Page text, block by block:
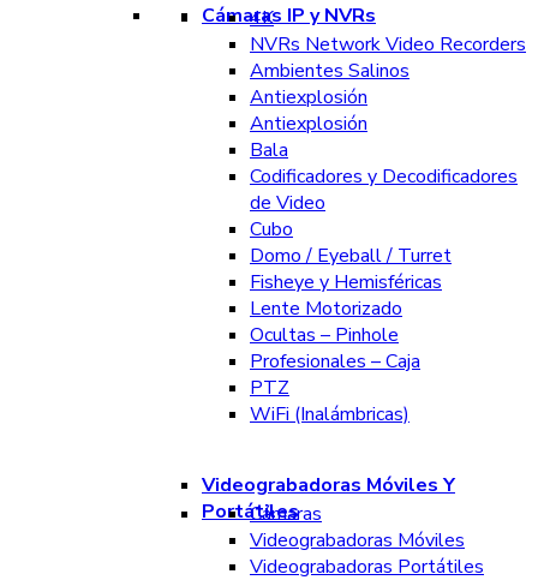
Cámaras IP y NVRs
4K
NVRs Network Video Recorders
Ambientes Salinos
Antiexplosión
Antiexplosión
Bala
Codificadores y Decodificadores
de Video
Cubo
Domo / Eyeball / Turret
Fisheye y Hemisféricas
Lente Motorizado
Ocultas – Pinhole
Profesionales – Caja
PTZ
WiFi (Inalámbricas)
Videograbadoras Móviles Y
Portátiles
Cámaras
Videograbadoras Móviles
Videograbadoras Portátiles